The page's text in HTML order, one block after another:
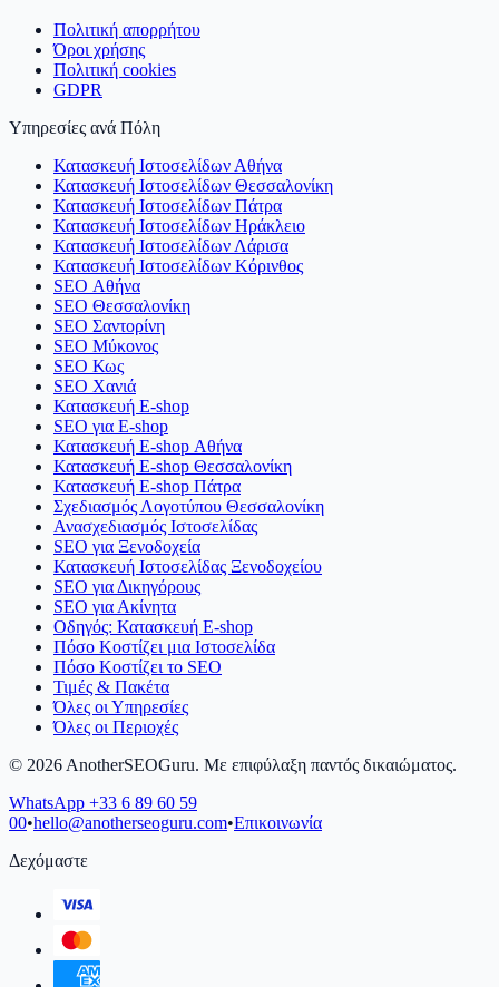
Πολιτική απορρήτου
Όροι χρήσης
Πολιτική cookies
GDPR
Υπηρεσίες ανά Πόλη
Κατασκευή Ιστοσελίδων Αθήνα
Κατασκευή Ιστοσελίδων Θεσσαλονίκη
Κατασκευή Ιστοσελίδων Πάτρα
Κατασκευή Ιστοσελίδων Ηράκλειο
Κατασκευή Ιστοσελίδων Λάρισα
Κατασκευή Ιστοσελίδων Κόρινθος
SEO Αθήνα
SEO Θεσσαλονίκη
SEO Σαντορίνη
SEO Μύκονος
SEO Κως
SEO Χανιά
Κατασκευή E-shop
SEO για E-shop
Κατασκευή E-shop Αθήνα
Κατασκευή E-shop Θεσσαλονίκη
Κατασκευή E-shop Πάτρα
Σχεδιασμός Λογοτύπου Θεσσαλονίκη
Ανασχεδιασμός Ιστοσελίδας
SEO για Ξενοδοχεία
Κατασκευή Ιστοσελίδας Ξενοδοχείου
SEO για Δικηγόρους
SEO για Ακίνητα
Οδηγός: Κατασκευή E-shop
Πόσο Κοστίζει μια Ιστοσελίδα
Πόσο Κοστίζει το SEO
Τιμές & Πακέτα
Όλες οι Υπηρεσίες
Όλες οι Περιοχές
© 2026 AnotherSEOGuru. Με επιφύλαξη παντός δικαιώματος.
WhatsApp +33 6 89 60 59
00•hello@anotherseoguru.com•Επικοινωνία
Δεχόμαστε